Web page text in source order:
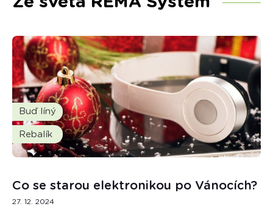
Buď líný
Rebalík
Co se starou elektronikou po Vánocích?
27. 12. 2024